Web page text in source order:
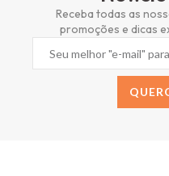
Receba todas as
promoções e dicas